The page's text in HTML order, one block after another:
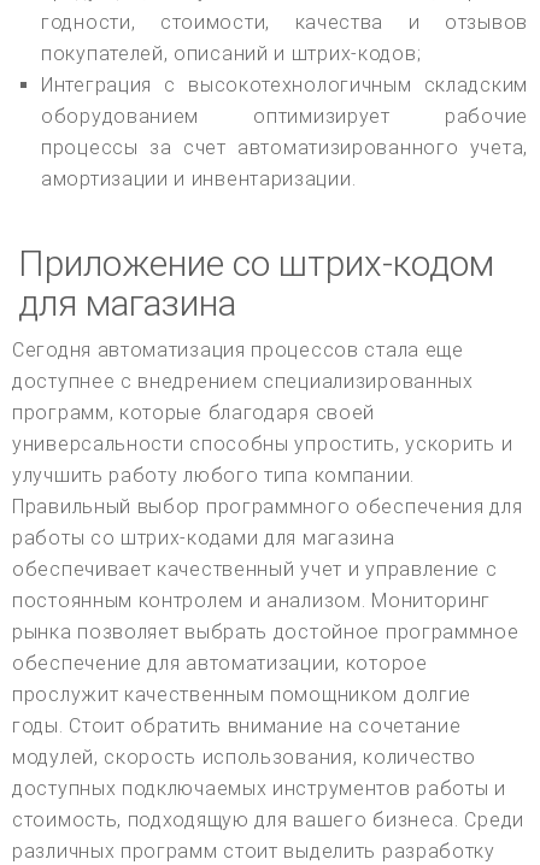
годности, стоимости, качества и отзывов
покупателей, описаний и штрих-кодов;
Интеграция с высокотехнологичным складским
оборудованием оптимизирует рабочие
процессы за счет автоматизированного учета,
амортизации и инвентаризации.
Приложение со штрих-кодом
для магазина
Сегодня автоматизация процессов стала еще
доступнее с внедрением специализированных
программ, которые благодаря своей
универсальности способны упростить, ускорить и
улучшить работу любого типа компании.
Правильный выбор программного обеспечения для
работы со штрих-кодами для магазина
обеспечивает качественный учет и управление с
постоянным контролем и анализом. Мониторинг
рынка позволяет выбрать достойное программное
обеспечение для автоматизации, которое
прослужит качественным помощником долгие
годы. Стоит обратить внимание на сочетание
модулей, скорость использования, количество
доступных подключаемых инструментов работы и
стоимость, подходящую для вашего бизнеса. Среди
различных программ стоит выделить разработку